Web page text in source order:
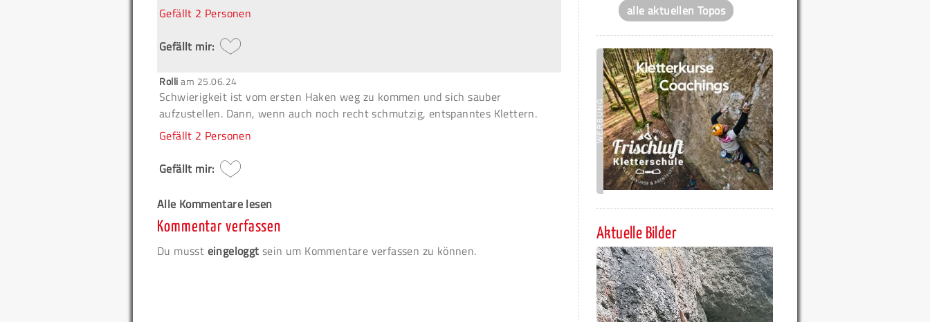
Gefällt 2 Personen
Gefällt mir:
Rolliam 25.06.24
Schwierigkeit ist vom ersten Haken weg zu kommen und sich sauber
aufzustellen. Dann, wenn auch noch recht schmutzig, entspanntes Klettern.
Gefällt 2 Personen
Gefällt mir:
Alle Kommentare lesen
Kommentar verfassen
Du musst eingeloggt sein um Kommentare verfassen zu können.
alle aktuellen Topos
Aktuelle Bilder